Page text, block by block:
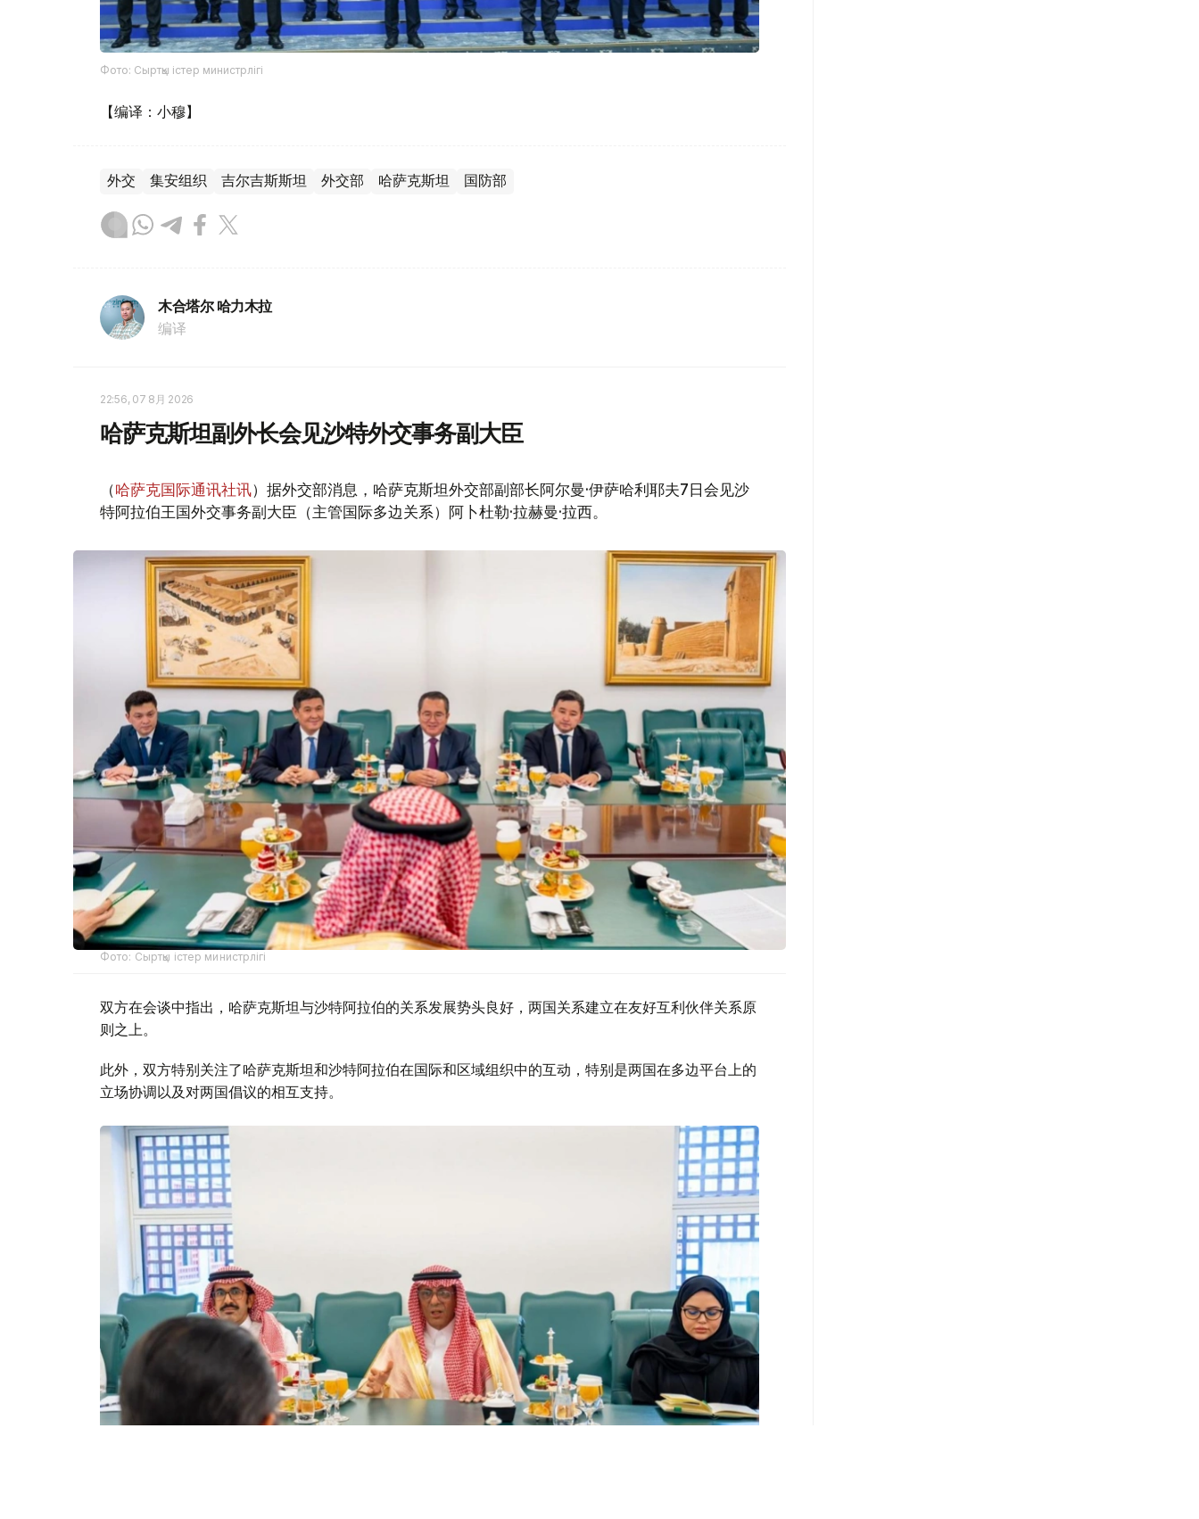
Фото: Сыртқы істер министрлігі
【编译：小穆】
外交 集安组织 吉尔吉斯斯坦 外交部 哈萨克斯坦 国防部
木合塔尔 哈力木拉
编译
22:56, 07 8月 2026
哈萨克斯坦副外长会见沙特外交事务副大臣
（哈萨克国际通讯社讯）据外交部消息，哈萨克斯坦外交部副部长阿尔曼·伊萨哈利耶夫7日会见沙
特阿拉伯王国外交事务副大臣（主管国际多边关系）阿卜杜勒·拉赫曼·拉西。
Фото: Сыртқы істер министрлігі
双方在会谈中指出，哈萨克斯坦与沙特阿拉伯的关系发展势头良好，两国关系建立在友好互利伙伴关系原
则之上。
此外，双方特别关注了哈萨克斯坦和沙特阿拉伯在国际和区域组织中的互动，特别是两国在多边平台上的
立场协调以及对两国倡议的相互支持。